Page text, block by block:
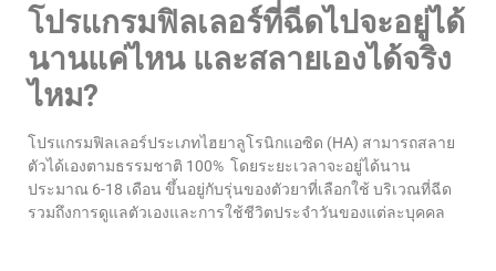
โปรแกรมฟิลเลอร์ที่ฉีดไปจะอยู่ได้
นานแค่ไหน และสลายเองได้จริง
ไหม?
โปรแกรมฟิลเลอร์ประเภทไฮยาลูโรนิกแอซิด (HA) สามารถสลาย
ตัวได้เองตามธรรมชาติ 100% โดยระยะเวลาจะอยู่ได้นาน
ประมาณ 6-18 เดือน ขึ้นอยู่กับรุ่นของตัวยาที่เลือกใช้ บริเวณที่ฉีด
รวมถึงการดูแลตัวเองและการใช้ชีวิตประจำวันของแต่ละบุคคล